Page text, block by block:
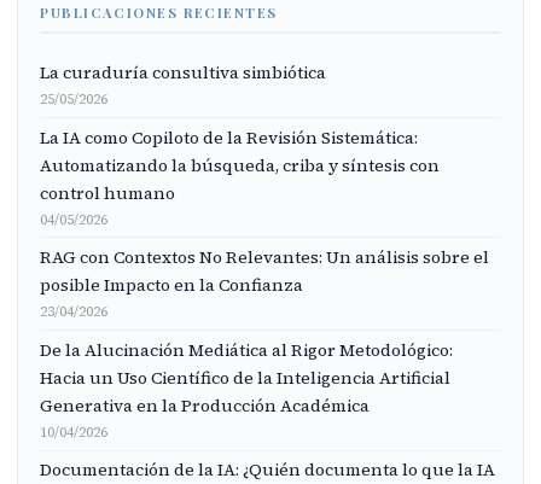
PUBLICACIONES RECIENTES
La curaduría consultiva simbiótica
25/05/2026
La IA como Copiloto de la Revisión Sistemática:
Automatizando la búsqueda, criba y síntesis con
control humano
04/05/2026
RAG con Contextos No Relevantes: Un análisis sobre el
posible Impacto en la Confianza
23/04/2026
De la Alucinación Mediática al Rigor Metodológico:
Hacia un Uso Científico de la Inteligencia Artificial
Generativa en la Producción Académica
10/04/2026
Documentación de la IA: ¿Quién documenta lo que la IA